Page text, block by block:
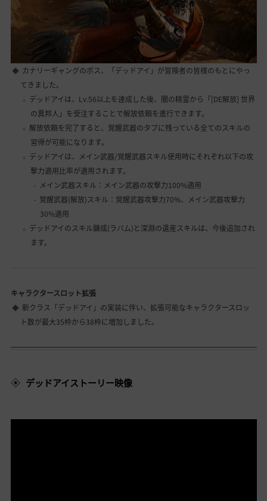
カナリーギャングのボス、「デッドアイ」が冒険者の皆様のもとにやっ
てきました。
デッドアイは、Lv.56以上を達成した後、闇の精霊から「[DE解放] 世界
の異邦人」を受注することで解放依頼を進行できます。
解放依頼を完了すると、覚醒武器のタブに残っている全てのスキルの
習得が可能になります。
デッドアイは、メイン武器/覚醒武器スキル使用時にそれぞれ以下の攻
撃力適用比率が適用されます。
メイン武器スキル：メイン武器の攻撃力100%適用
覚醒武器(解放)スキル：覚醒武器攻撃力70%、メイン武器攻撃力
30%適用
デッドアイのスキル錬成(ラバム)と深淵の遺産スキルは、今後追加され
ます。
キャラクタースロット拡張
新クラス「デッドアイ」の実装に伴い、拡張可能なキャラクタースロッ
ト数が最大35枠から38枠に増加しました。
デッドアイストーリー映像